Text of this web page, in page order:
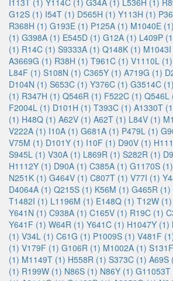
I113T (1) Y114C (1) G34A (1) L536H (1)
G12S (1) I54T (1) D565H (1) Y113H (1)
R368H (1) G193E (1) P125A (1) M1040E (1)
(1) G398A (1) E545D (1) G12A (1) L409P
(1) R14C (1) S9333A (1) Q148K (1)
A3669G (1) R38H (1) T961C (1) V1110L (1)
L84F (1) S108N (1) C365Y (1) A719G (1)
D104N (1) S653C (1) Y376C (1) G3514C (1)
(1) R347H (1) Q546R (1) F522C (1) Q546L
F2004L (1) D101H (1) T393C (1) A1330T
(1) H48Q (1) A62V (1) A62T (1) L84V (1)
V222A (1) I10A (1) G681A (1) P479L (1)
V75M (1) D101Y (1) I10F (1) D90V (1)
S945L (1) V30A (1) L869R (1) S282R (1)
H1112Y (1) D90A (1) C385A (1) G1170S (1)
N251K (1) G464V (1) C807T (1) V77I (1)
D4064A (1) Q215S (1) K56M (1) G465R (1)
T1482I (1) L1196M (1) E148Q (1) T12W (1)
Y641N (1) C938A (1) C165V (1) R19C (1)
Y641F (1) W64R (1) Y641C (1) H1047Y (1)
(1) V34L (1) C61G (1) P1009S (1) V481F
(1) V179F (1) G106R (1) M1002A (1)
(1) M1149T (1) H558R (1) S373C (1) A69S
(1) R199W (1) N86S (1) N86Y (1) G11053T